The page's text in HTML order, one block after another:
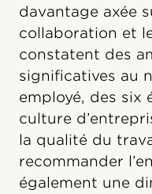
davantage axée
collaboration et
constatent des
significatives au
employé, des six
culture
la qualité du
recommander
également une